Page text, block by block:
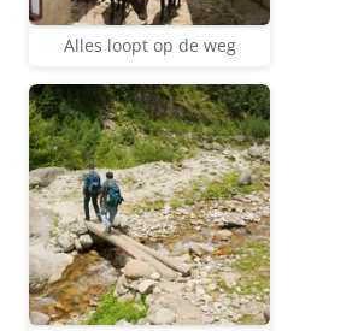
Alles loopt op de weg